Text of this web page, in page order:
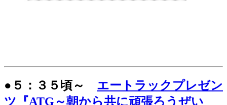
●５：３５頃～ エートラックプレゼン
ツ『ATG～朝から共に頑張ろうぜい